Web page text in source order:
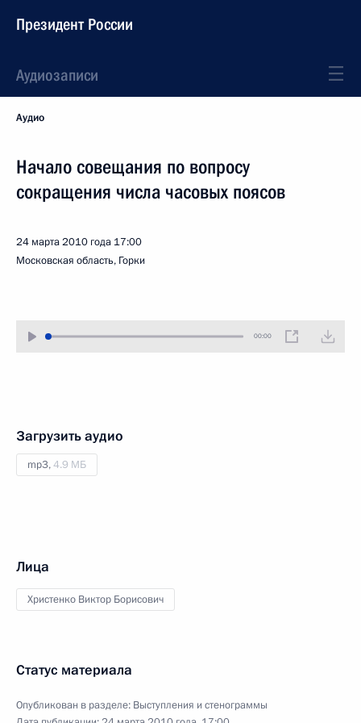
Президент России
Аудиозаписи
Аудио
Начало совещания по вопросу
сокращения числа часовых поясов
24 марта 2010 года 17:00
Московская область, Горки
00:00
Загрузить аудио
mp3,4.9 МБ
Лица
Христенко Виктор Борисович
Статус материала
Опубликован в разделе: Выступления и стенограммы